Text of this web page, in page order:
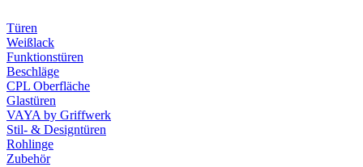
Türen
Weißlack
Funktionstüren
Beschläge
CPL Oberfläche
Glastüren
VAYA by Griffwerk
Stil- & Designtüren
Rohlinge
Zubehör